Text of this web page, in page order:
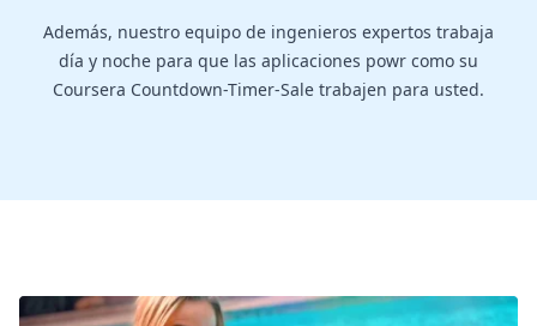
Además, nuestro equipo de ingenieros expertos trabaja
día y noche para que las aplicaciones powr como su
Coursera Countdown-Timer-Sale trabajen para usted.